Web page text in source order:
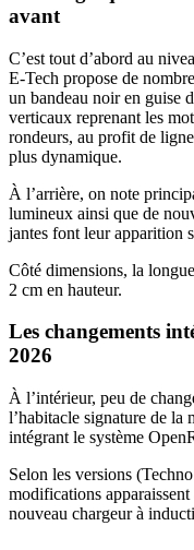
avant
C’est tout d’abord au
E-Tech propose de
un bandeau noir en guise
verticaux reprenant les
rondeurs, au profit de
plus dynamique.
À l’arrière, on note
lumineux ainsi que de
jantes font leur apparition
Côté dimensions, la
2 cm en hauteur.
Les changements
2026
À l’intérieur, peu de
l’habitacle signature de la
intégrant le système
Selon les versions
modifications
nouveau chargeur à